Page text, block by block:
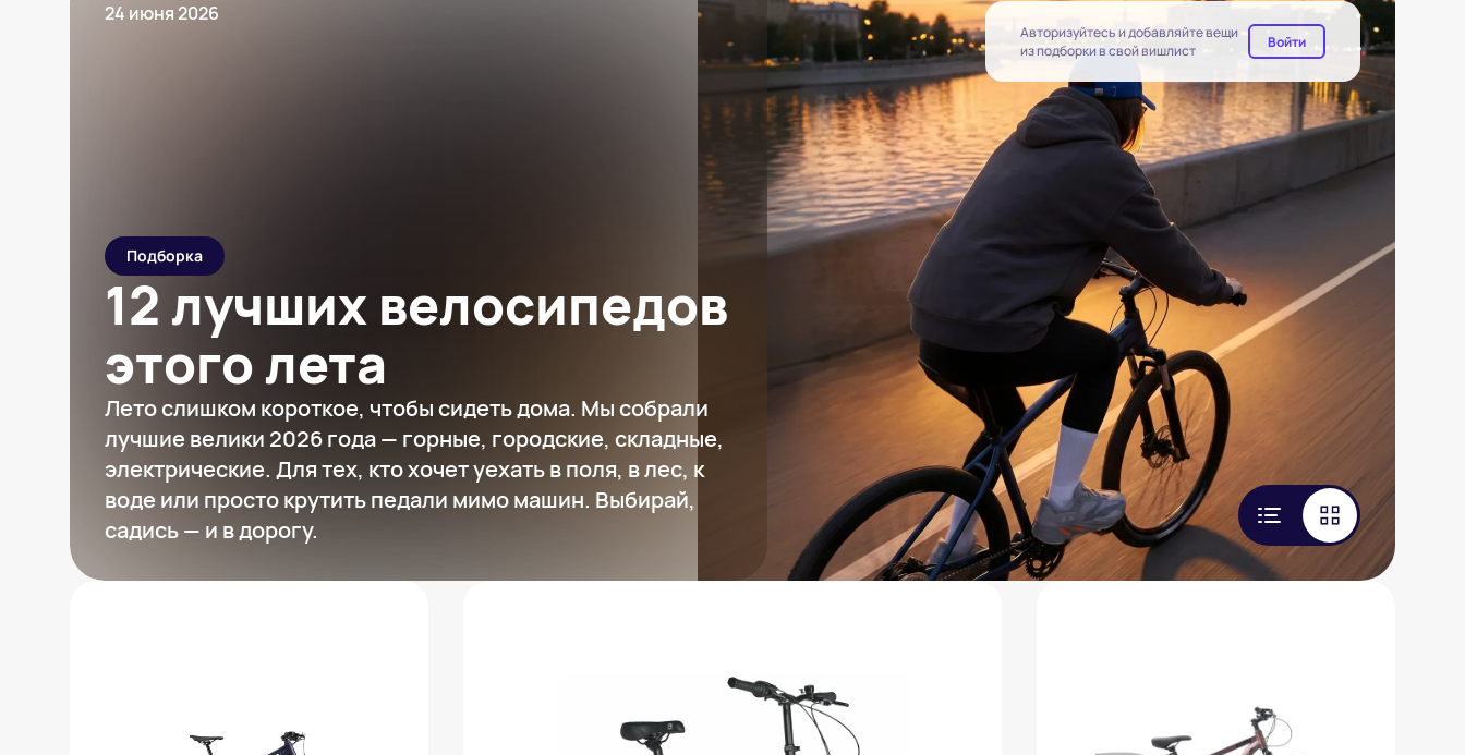
24 июня 2026
Подборка
12 лучших велосипедов
этого лета
Лето слишком короткое, чтобы сидеть дома. Мы собрали
лучшие велики 2026 года — горные, городские, складные,
электрические. Для тех, кто хочет уехать в поля, в лес, к
воде или просто крутить педали мимо машин. Выбирай,
садись — и в дорогу.
Авторизуйтесь и добавляйте вещи
из подборки в свой вишлист
Войти